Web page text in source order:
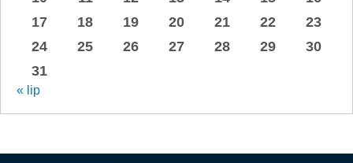
17
18 19 20 21 22
23
24
25 26 27 28 29
30
31
« lip